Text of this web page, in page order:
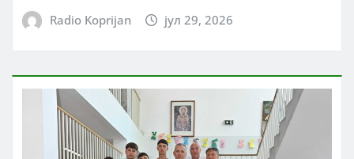
Radio Koprijan јул 29, 2026